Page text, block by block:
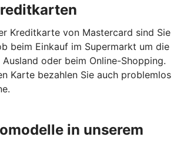
Kreditkarte von Mastercard sind Sie
beim Einkauf im Supermarkt um die
Ausland oder beim Online-Shopping.
Karte bezahlen Sie auch problemlos
in unserem